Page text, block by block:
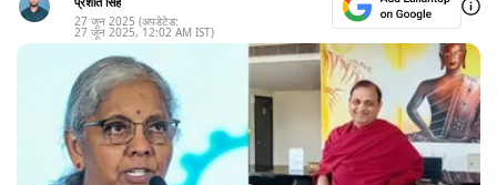
27 जून 2025 (अपडेटेड:
27 जून 2025, 12:02 AM IST)